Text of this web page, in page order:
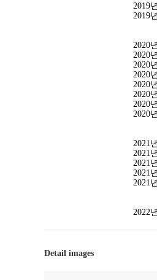
2019
2019
2020
2020
2020
2020
2020
2020
2020
2020
2021
2021
2021
2021
2021
2022
Detail images